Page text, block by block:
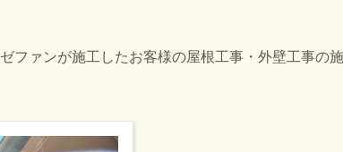
ゼファンが施工したお客様の屋根工事・外壁工事の